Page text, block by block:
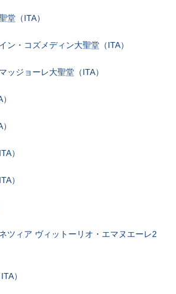
堂（ITA）
ン・コズメディン大聖堂（ITA）
ッジョーレ大聖堂（ITA）
）
）
ツィア ヴィットーリオ・エマヌエーレ2
）